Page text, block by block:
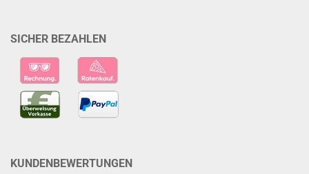
SICHER BEZAHLEN
KUNDENBEWERTUNGEN